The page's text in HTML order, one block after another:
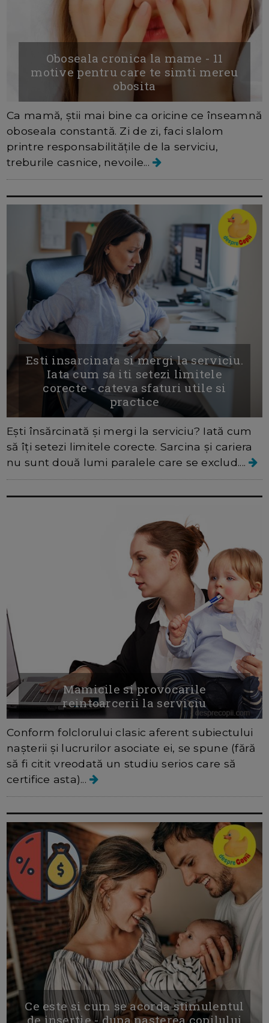
Oboseala cronica la mame - 11
motive pentru care te simti mereu
obosita
Ca mamă, știi mai bine ca oricine ce înseamnă
oboseala constantă. Zi de zi, faci slalom
printre responsabilitățile de la serviciu,
treburile casnice, nevoile...
Esti insarcinata si mergi la serviciu.
Iata cum sa iti setezi limitele
corecte - cateva sfaturi utile si
practice
Ești însărcinată și mergi la serviciu? Iată cum
să îți setezi limitele corecte. Sarcina și cariera
nu sunt două lumi paralele care se exclud....
Mamicile si provocarile
reintoarcerii la serviciu
Conform folclorului clasic aferent subiectului
naşterii şi lucrurilor asociate ei, se spune (fără
să fi citit vreodată un studiu serios care să
certifice asta)...
Ce este si cum se acorda stimulentul
de insertie - dupa nasterea copilului